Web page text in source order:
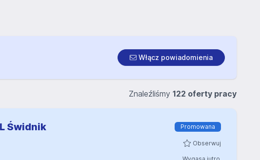
Włącz powiadomienia
Znaleźliśmy 122 oferty pracy
Świdnik Promowana
Obserwuj